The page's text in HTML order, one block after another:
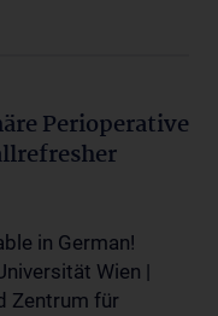
Perioperative
in German!
Wien |
Zentrum für